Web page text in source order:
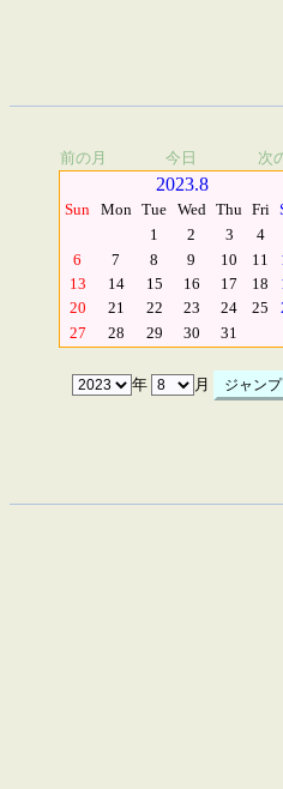
前の月 今日 次
2023.8
Sun Mon Tue Wed Thu Fri
1
2 3 4
6
7 8 9 10 11
13
14 15 16 17 18
20
21 22 23 24 25
27
28 29 30 31
年 月